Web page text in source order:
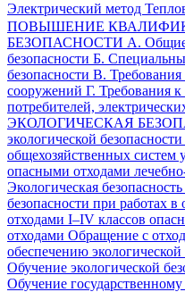
Электрический метод
ПОВЫШЕНИЕ
БЕЗОПАСНОСТИ А.
безопасности Б.
безопасности В. Требования
сооружений Г. Требования к
потребителей,
ЭКОЛОГИЧЕСКАЯ
экологической
общехозяйственных систем
опасными отходами
Экологическая безопасность
безопасности при работах
отходами I–IV классов
отходами Обращение с
обеспечению
Обучение экологической
Обучение